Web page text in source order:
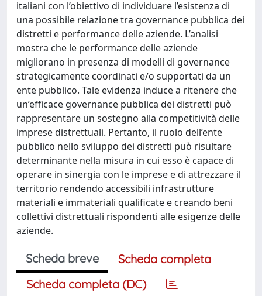
italiani con l’obiettivo di individuare l’esistenza di
una possibile relazione tra governance pubblica dei
distretti e performance delle aziende. L’analisi
mostra che le performance delle aziende
migliorano in presenza di modelli di governance
strategicamente coordinati e/o supportati da un
ente pubblico. Tale evidenza induce a ritenere che
un’efficace governance pubblica dei distretti può
rappresentare un sostegno alla competitività delle
imprese distrettuali. Pertanto, il ruolo dell’ente
pubblico nello sviluppo dei distretti può risultare
determinante nella misura in cui esso è capace di
operare in sinergia con le imprese e di attrezzare il
territorio rendendo accessibili infrastrutture
materiali e immateriali qualificate e creando beni
collettivi distrettuali rispondenti alle esigenze delle
aziende.
Scheda breve
Scheda completa
Scheda completa (DC)